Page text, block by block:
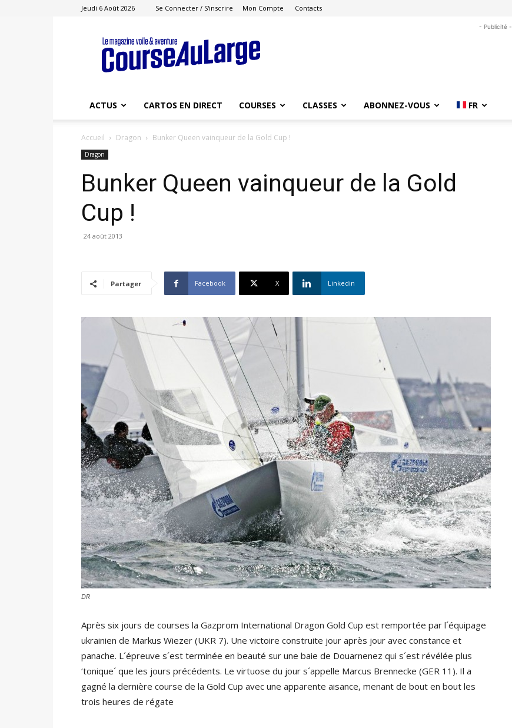
Jeudi 6 Août 2026 Se Connecter / S'inscrire Mon Compte Contacts
Course
au
Large
- Publicité -
ACTUS CARTOS EN DIRECT COURSES CLASSES ABONNEZ-VOUS FR
Accueil Dragon Bunker Queen vainqueur de la Gold Cup !
Dragon
Bunker Queen vainqueur de la Gold
Cup !
24 août 2013
Partager Facebook X Linkedin
DR
Après six jours de courses la Gazprom International Dragon Gold Cup est remportée par l´équipage
ukrainien de Markus Wiezer (UKR 7). Une victoire construite jour après jour avec constance et
panache. L´épreuve s´est terminée en beauté sur une baie de Douarnenez qui s´est révélée plus
‘tonique´ que les jours précédents. Le virtuose du jour s´appelle Marcus Brennecke (GER 11). Il a
gagné la dernière course de la Gold Cup avec une apparente aisance, menant de bout en bout les
trois heures de régate